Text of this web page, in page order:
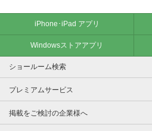
iPhone･iPad アプリ
Windowsストアアプリ
ショールーム検索
プレミアムサービス
掲載をご検討の企業様へ